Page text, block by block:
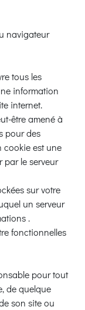
navigateur
tous les
information
internet.
être amené à
pour des
cookie est une
par le serveur
sur votre
un serveur
.
fonctionnelles
pour tout
de quelque
son site ou